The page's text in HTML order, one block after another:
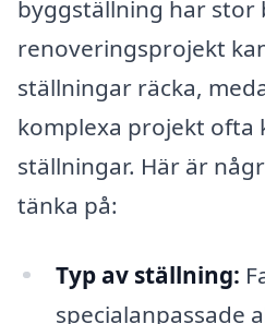
byggställning har stor
renoveringsprojekt
ställningar räcka,
komplexa projekt ofta
ställningar. Här är
tänka på:
Typ av ställning:
specialanpassade